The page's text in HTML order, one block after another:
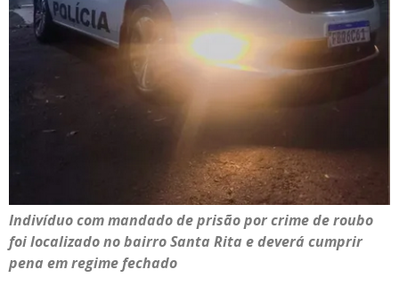
Indivíduo com mandado de prisão por crime de roubo
foi localizado no bairro Santa Rita e deverá cumprir
pena em regime fechado